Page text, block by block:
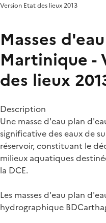
Version Etat des lieux 2013
Masses
Martinique -
des lieux
Description
Une masse d'eau plan
significative des eaux de
réservoir, constituant le
milieux aquatiques
la DCE.
Les masses d'eau plan
hydrographique